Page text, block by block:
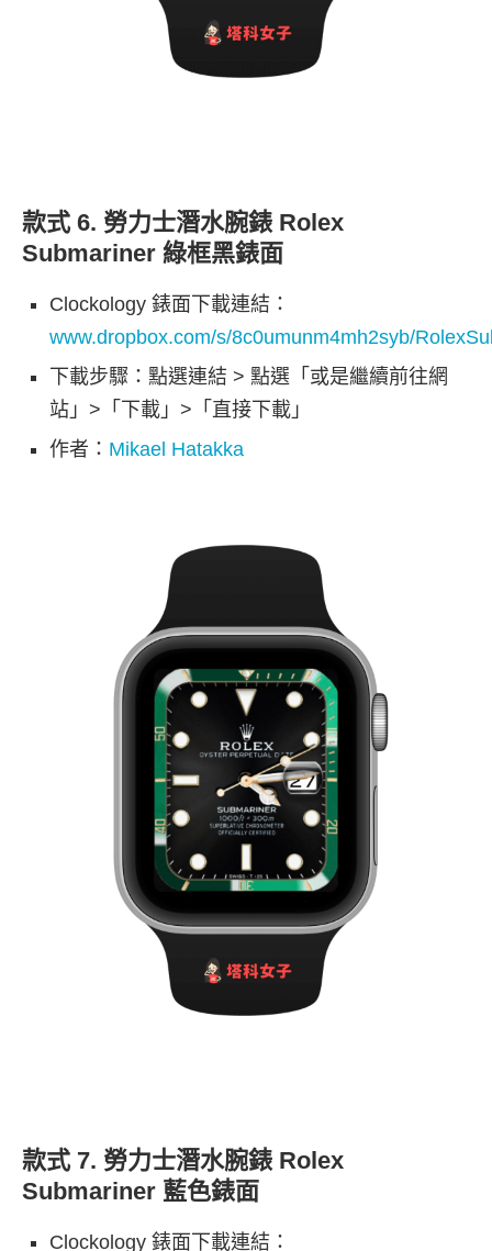
款式 6. 勞力士潛水腕錶 Rolex
Submariner 綠框黑錶面
Clockology 錶面下載連結：
www.dropbox.com/s/8c0umunm4mh2syb/
下載步驟：點選連結 > 點選「或是繼續前往網
站」>「下載」>「直接下載」
作者： Mikael Hatakka
款式 7. 勞力士潛水腕錶 Rolex
Submariner 藍色錶面
Clockology 錶面下載連結：